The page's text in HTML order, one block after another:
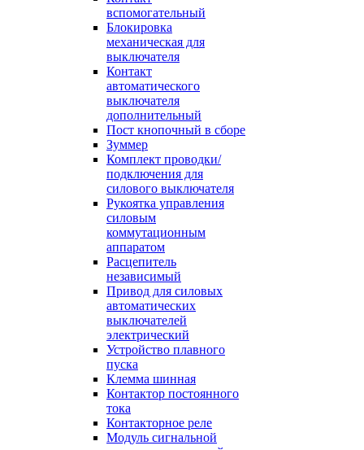
вспомогательный
Блокировка
механическая для
выключателя
Контакт
автоматического
выключателя
дополнительный
Пост кнопочный в сборе
Зуммер
Комплект проводки/
подключения для
силового выключателя
Рукоятка управления
силовым
коммутационным
аппаратом
Расцепитель
независимый
Привод для силовых
автоматических
выключателей
электрический
Устройство плавного
пуска
Клемма шинная
Контактор постоянного
тока
Контакторное реле
Модуль сигнальной